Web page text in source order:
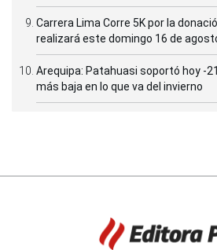
Carrera Lima Corre 5K por la
realizará este domingo 16 de
Arequipa: Patahuasi soportó hoy -
más baja en lo que va del invierno